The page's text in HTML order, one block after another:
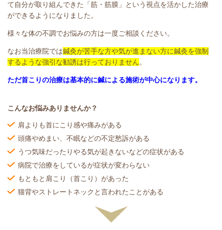
て自分が取り組んできた「筋・筋膜」という視点を活かした治療
ができるようになりました。
様々な体の不調でお悩みの方は一度ご相談ください。
なお当治療院では鍼灸が苦手な方や気が進まない方に鍼灸を強制
するような強引な勧誘は行っておりません。
ただ首こりの治療は基本的に鍼による施術が中心になります。
こんなお悩みありませんか？
肩よりも首にこり感や痛みがある
頭痛やめまい、不眠などの不定愁訴がある
うつ気味だったりやる気が起きないなどの症状がある
病院で治療をしているが症状が変わらない
もともと肩こり（首こり）があった
猫背やストレートネックと言われたことがある